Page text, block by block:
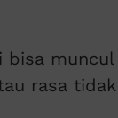
bisa
rasa